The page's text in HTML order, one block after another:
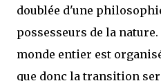
doublée d'une
possesseurs de la
monde entier est
que donc la transition